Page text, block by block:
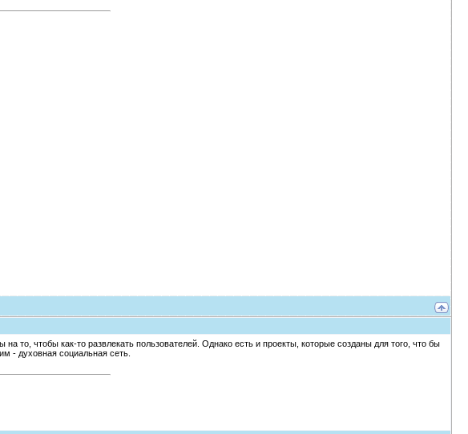
то, чтобы как-то развлекать пользователей. Однако есть и проекты, которые созданы для того, что бы
- духовная социальная сеть.